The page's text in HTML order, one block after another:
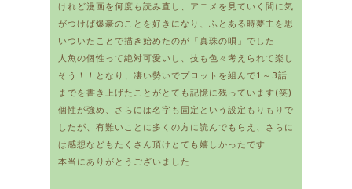
けれど漫画を何度も読み直し、アニメを見ていく間に気
がつけば爆豪のことを好きになり、ふとある時夢主を思
いついたことで描き始めたのが「真珠の唄」でした
人魚の個性って絶対可愛いし、技も色々考えられて楽し
そう！！となり、凄い勢いでプロットを組んで1～3話
までを書き上げたことがとても記憶に残っています(笑)
個性が強め、さらには名字も固定という設定もりもりで
したが、有難いことに多くの方に読んでもらえ、さらに
は感想などもたくさん頂けとても嬉しかったです
本当にありがとうございました